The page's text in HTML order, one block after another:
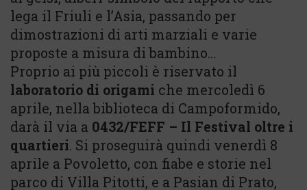
lega il Friuli e l’Asia, passando per
dimostrazioni di arti marziali e varie
proposte a misura di bambino…
Proprio ai più piccoli è riservato il
laboratorio di origami che mercoledì 6
aprile, nella biblioteca di Campoformido,
darà il via a 0432/FEFF – Il Festival oltre i
quartieri. Si proseguirà quindi venerdì 8
aprile a Povoletto, con fiabe e storie nel
parco di Villa Pitotti, e a Pasian di Prato,